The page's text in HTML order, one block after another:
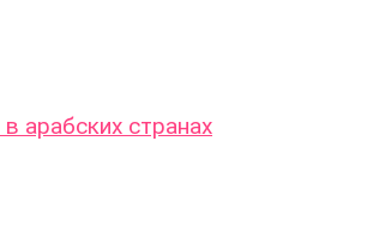
арабских странах